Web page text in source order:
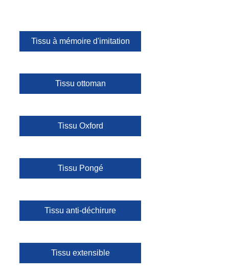
Tissu à mémoire d'imitation
Tissu ottoman
Tissu Oxford
Tissu Pongé
Tissu anti-déchirure
Tissu extensible